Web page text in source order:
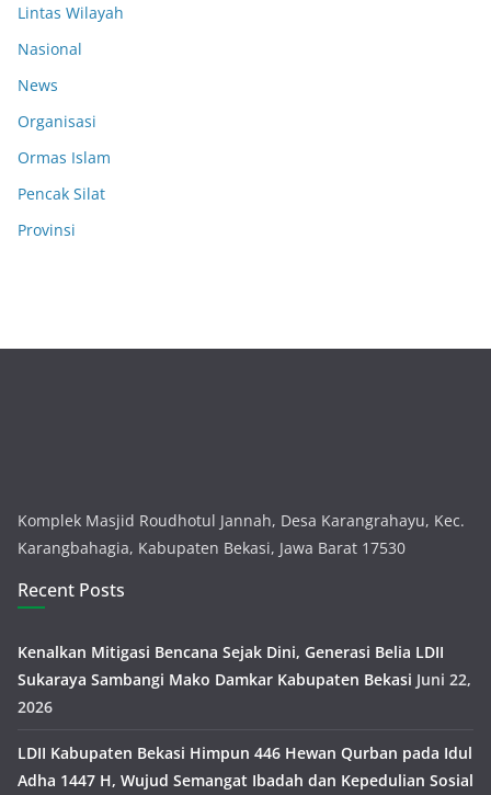
Lintas Wilayah
Nasional
News
Organisasi
Ormas Islam
Pencak Silat
Provinsi
Komplek Masjid Roudhotul Jannah, Desa Karangrahayu, Kec.
Karangbahagia, Kabupaten Bekasi, Jawa Barat 17530
Recent Posts
Kenalkan Mitigasi Bencana Sejak Dini, Generasi Belia LDII
Sukaraya Sambangi Mako Damkar Kabupaten Bekasi Juni 22,
2026
LDII Kabupaten Bekasi Himpun 446 Hewan Qurban pada Idul
Adha 1447 H, Wujud Semangat Ibadah dan Kepedulian Sosial